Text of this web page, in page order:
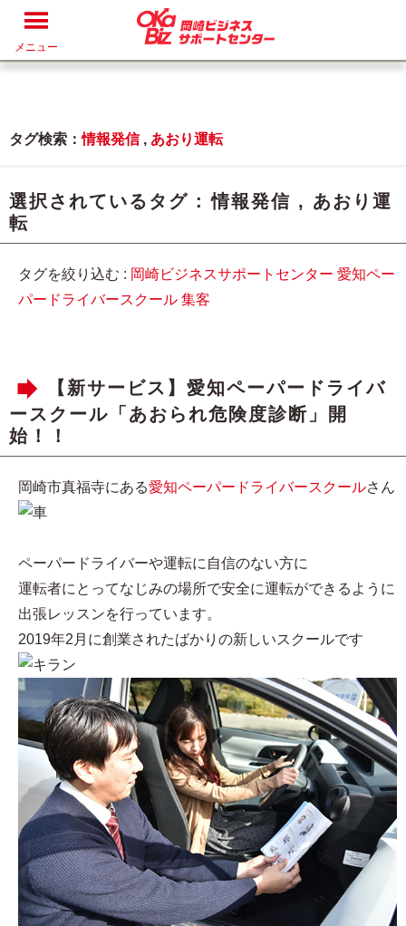
メニュー
タグ検索：情報発信, あおり運転
選択されているタグ :情報発信 , あおり運
転
タグを絞り込む : 岡崎ビジネスサポートセンター 愛知ペー
パードライバースクール 集客
【新サービス】愛知ペーパードライバ
ースクール「あおられ危険度診断」開
始！！
岡崎市真福寺にある愛知ペーパードライバースクールさん
ペーパードライバーや運転に自信のない方に
運転者にとってなじみの場所で安全に運転ができるように
出張レッスンを行っています。
2019年2月に創業されたばかりの新しいスクールです